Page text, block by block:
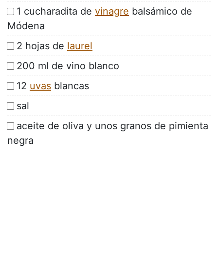
1 cucharadita de vinagre balsámico de
Módena
2 hojas de laurel
200 ml de vino blanco
12 uvas blancas
sal
aceite de oliva y unos granos de pimienta
negra